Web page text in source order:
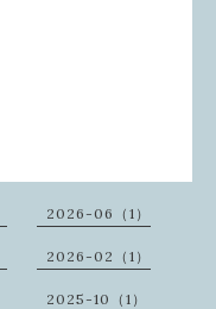
2026-06（1）
2026-02（1）
2025-10（1）